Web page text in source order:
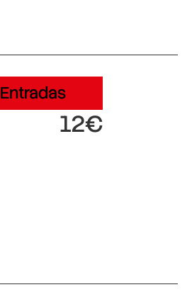
Entradas
12€